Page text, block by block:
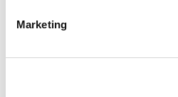
Marketing